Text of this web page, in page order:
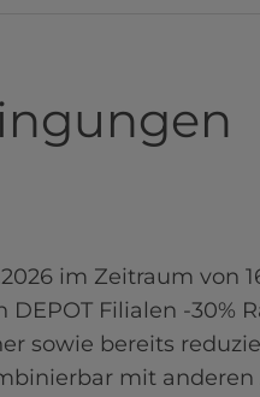
im Zeitraum von
Filialen -30%
sowie bereits
mit